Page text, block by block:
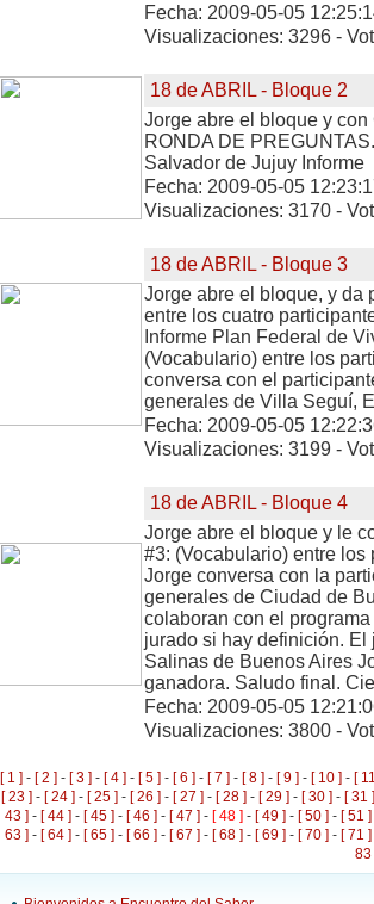
Fecha: 2009-05-05
Visualizaciones: 3296 -
18 de ABRIL - Bloque 2
Jorge abre el bloque y
RONDA DE
Salvador de Jujuy Informe
Fecha: 2009-05-05
Visualizaciones: 3170 -
18 de ABRIL - Bloque 3
Jorge abre el bloque, y da
entre los cuatro
Informe Plan Federal de
(Vocabulario) entre los
conversa con el
generales de Villa Seguí,
Fecha: 2009-05-05
Visualizaciones: 3199 -
18 de ABRIL - Bloque 4
Jorge abre el bloque y le
#3: (Vocabulario) entre
Jorge conversa con la
generales de Ciudad de
colaboran con el
jurado si hay definición.
Salinas de Buenos Aires
ganadora. Saludo final.
Fecha: 2009-05-05
Visualizaciones: 3800 -
[ 1 ] - [ 2 ] - [ 3 ] - [ 4 ] - [ 5 ] - [ 6 ] - [ 7 ] - [ 8 ] - [ 9 ] - [ 10 ] - [
[ 23 ] - [ 24 ] - [ 25 ] - [ 26 ] - [ 27 ] - [ 28 ] - [ 29 ] - [ 30 ] - [ 31 ]
43 ] - [ 44 ] - [ 45 ] - [ 46 ] - [ 47 ] - [ 48 ] - [ 49 ] - [ 50 ] - [ 51 ]
63 ] - [ 64 ] - [ 65 ] - [ 66 ] - [ 67 ] - [ 68 ] - [ 69 ] - [ 70 ] - [ 71 ]
83